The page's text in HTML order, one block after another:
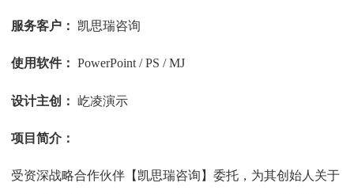
服务客户： 凯思瑞咨询
使用软件： PowerPoint / PS / MJ
设计主创： 屹凌演示
项目简介：
受资深战略合作伙伴【凯思瑞咨询】委托，为其创始人关于